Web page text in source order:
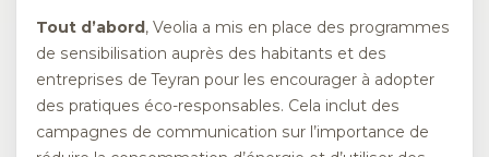
Tout d’abord, Veolia a mis en place des programmes
de sensibilisation auprès des habitants et des
entreprises de Teyran pour les encourager à adopter
des pratiques éco-responsables. Cela inclut des
campagnes de communication sur l’importance de